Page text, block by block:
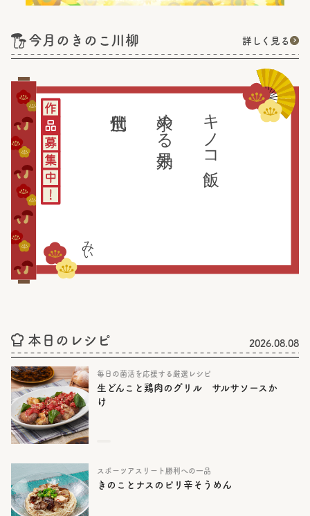
今月のきのこ川柳 詳しく見る
キノコ飯
求める効果
みぃ
本日のレシピ 2026.08.08
毎日の菌活を応援する厳選レシピ
生どんこと鶏肉のグリル サルサソースか
け
スポーツアスリート勝利への一品
きのことナスのピリ辛そうめん